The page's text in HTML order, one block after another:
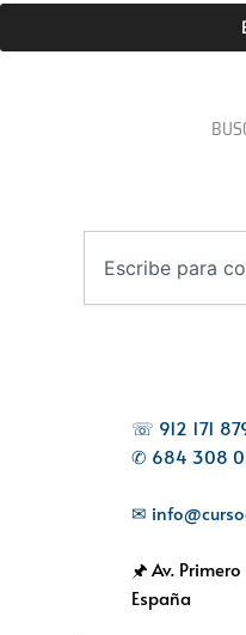
☏ 912 171
✆ 684 308
✉
🖈 Av.
España